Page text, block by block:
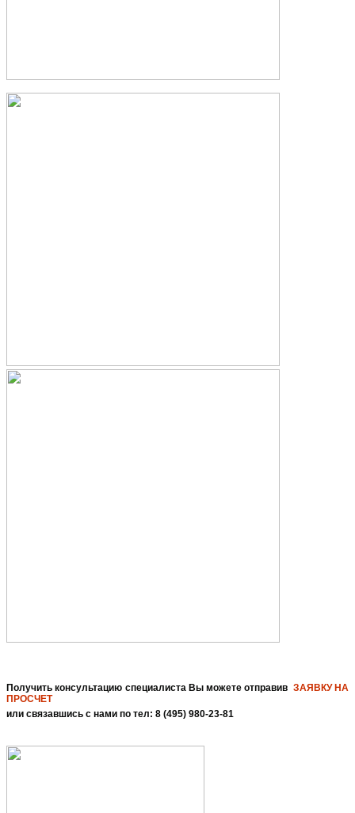
Получить консультацию специалиста Вы можете отправив ЗАЯВКУ НА
ПРОСЧЕТ
или связавшись с нами по тел: 8 (495) 980-23-81